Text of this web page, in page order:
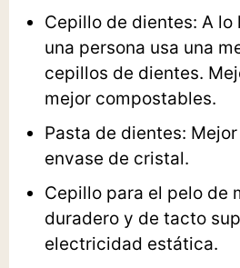
Cepillo de dientes: A lo
una persona usa una
cepillos de dientes.
mejor compostables.
Pasta de dientes:
envase de cristal.
Cepillo para el pelo de
duradero y de tacto
electricidad estática.